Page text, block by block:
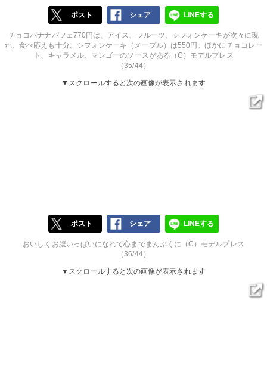
ポスト シェア LINEする
チョコバナナパフェ770円は、アイス、フルーツ、シフォンケーキが次々に現
れ、食べ応えも十分。シフォンケーキ（メープル）は550円。ほかにチョコレー
ト、キャラメル、マンゴーのソースがある（C）モデルプレス
（35/44）
▼スクロールすると次の画像が表示されます
ポスト シェア LINEする
おいしくお腹いっぱいになれて心までまんぷくに（C）モデルプレス
（36/44）
▼スクロールすると次の画像が表示されます